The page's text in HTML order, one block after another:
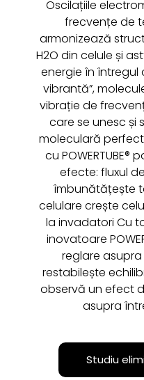
Oscilațiile
frecvențe de
armonizează
H2O din celule și
energie în întregul
vibrantă”,
vibrație de
care se unesc și
moleculară
cu
efecte: fluxul
îmbunătățește
celulare crește
la invadatori Cu
inovatoare
reglare
restabilește
observă un efect
asupra
Studiu